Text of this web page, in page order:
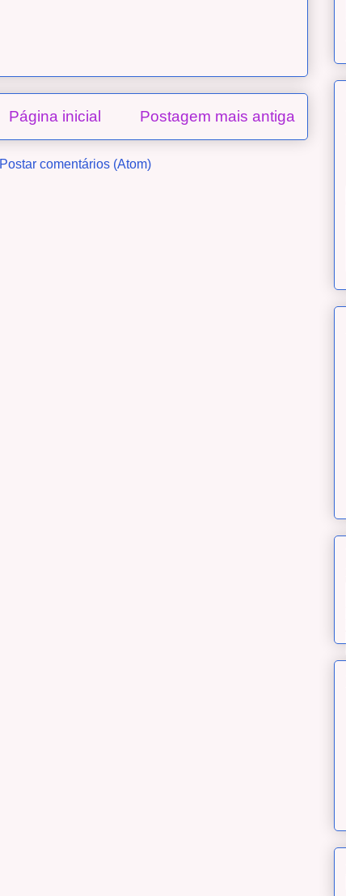
Postagem mais antiga
Página inicial
Postar comentários (Atom)